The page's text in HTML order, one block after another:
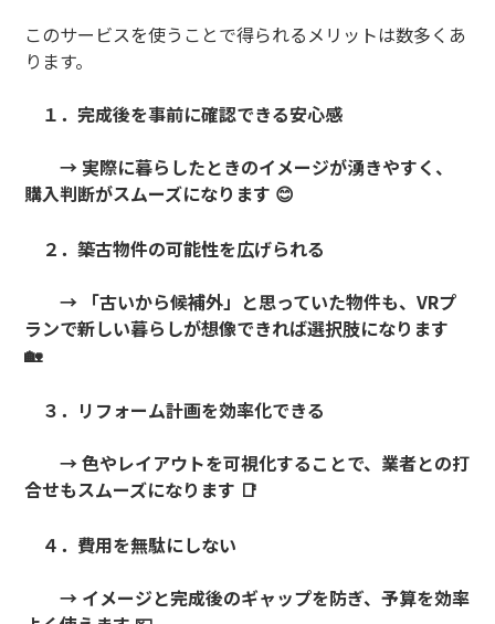
このサービスを使うことで得られるメリットは数多くあ
ります。
１．完成後を事前に確認できる安心感
→ 実際に暮らしたときのイメージが湧きやすく、
購入判断がスムーズになります 😊
２．築古物件の可能性を広げられる
→ 「古いから候補外」と思っていた物件も、VRプ
ランで新しい暮らしが想像できれば選択肢になります
🏡
３．リフォーム計画を効率化できる
→色やレイアウトを可視化することで、業者との打
合せもスムーズになります 📑
４．費用を無駄にしない
→ イメージと完成後のギャップを防ぎ、予算を効率